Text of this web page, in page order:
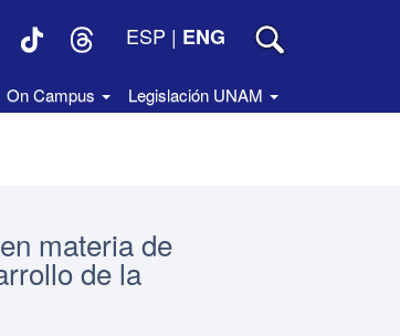
ESP | ENG
On Campus Legislación UNAM
materia de
de la